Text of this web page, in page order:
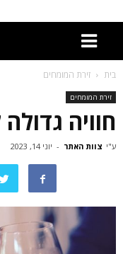
בית זירת המומחים
זירת המומחים
חוויה
ע"י צוות האתר - יוני 14, 2023